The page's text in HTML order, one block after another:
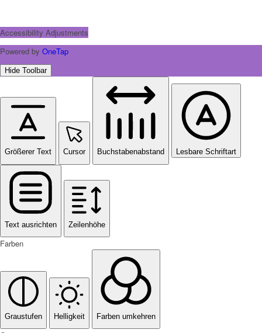
Accessibility Adjustments
Powered by OneTap
Hide Toolbar
Größerer Text Cursor Buchstabenabstand Lesbare Schriftart
Text ausrichten Zeilenhöhe
Farben
Graustufen Helligkeit Farben umkehren